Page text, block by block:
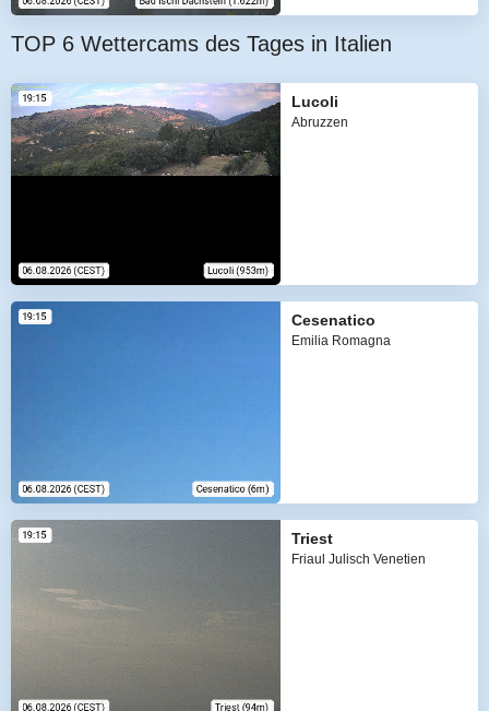
TOP 6 Wettercams des Tages in Italien
Lucoli
Abruzzen
Cesenatico
Emilia Romagna
Triest
Friaul Julisch Venetien